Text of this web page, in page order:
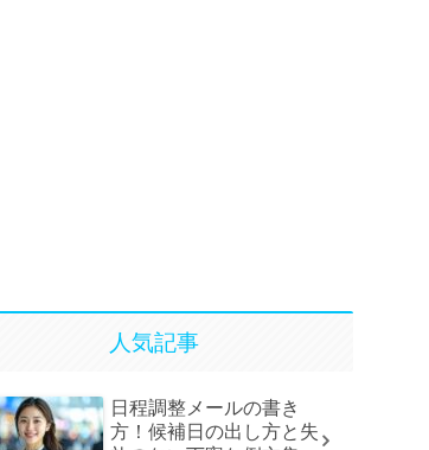
人気記事
日程調整メールの書き
方！候補日の出し方と失